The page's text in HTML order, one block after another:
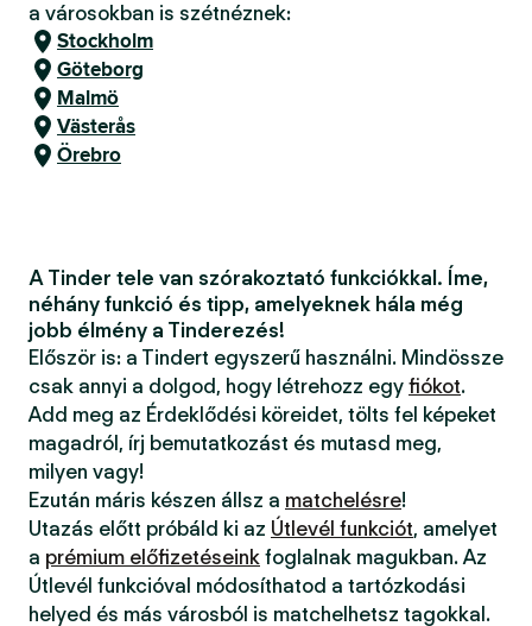
a városokban is szétnéznek:
Stockholm
Göteborg
Malmö
Västerås
Örebro
A Tinder tele van szórakoztató funkciókkal. Íme,
néhány funkció és tipp, amelyeknek hála még
jobb élmény a Tinderezés!
Először is: a Tindert egyszerű használni. Mindössze
csak annyi a dolgod, hogy létrehozz egy fiókot.
Add meg az Érdeklődési köreidet, tölts fel képeket
magadról, írj bemutatkozást és mutasd meg,
milyen vagy!
Ezután máris készen állsz a matchelésre!
Utazás előtt próbáld ki az Útlevél funkciót, amelyet
a prémium előfizetéseink foglalnak magukban. Az
Útlevél funkcióval módosíthatod a tartózkodási
helyed és más városból is matchelhetsz tagokkal.